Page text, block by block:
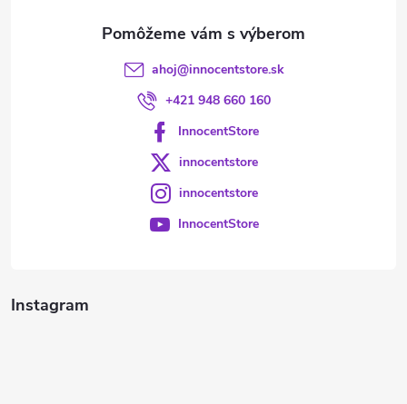
Instagram
ahoj@innocentstore.sk
+421 948 660 160
InnocentStore
innocentstore
innocentstore
InnocentStore